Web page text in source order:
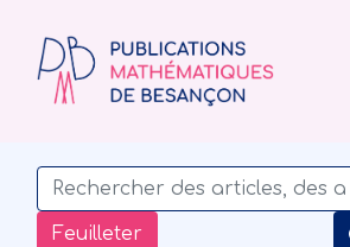
Feuilleter